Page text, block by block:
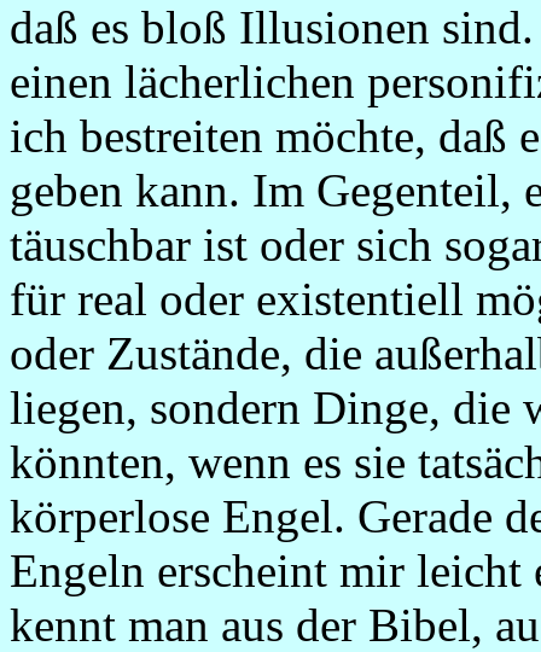
daß es bloß Illusionen
einen lächerlichen
ich bestreiten möchte, daß
geben kann. Im Gegenteil,
täuschbar ist oder sich
für real oder existentiell
oder Zustände, die
liegen, sondern Dinge, die
könnten, wenn es sie
körperlose Engel. Gerade
Engeln erscheint mir
kennt man aus der Bibel,